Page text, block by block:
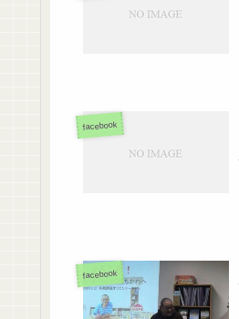
facebook
facebook